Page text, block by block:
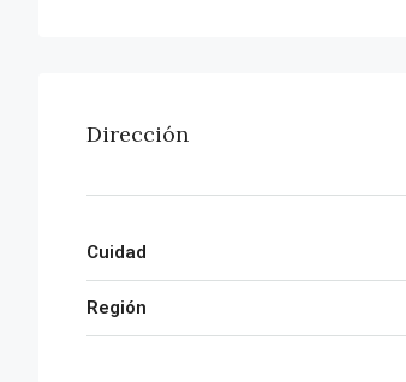
Dirección
Cuidad
Región